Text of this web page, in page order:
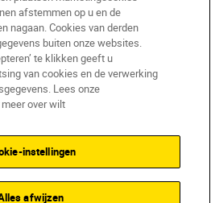
IN-ÉÉN
afstemmen op u en de
nagaan. Cookies van derden
buiten onze websites.
te klikken geeft u
van cookies en de verwerking
Lees onze
over wilt
instellingen
afwijzen